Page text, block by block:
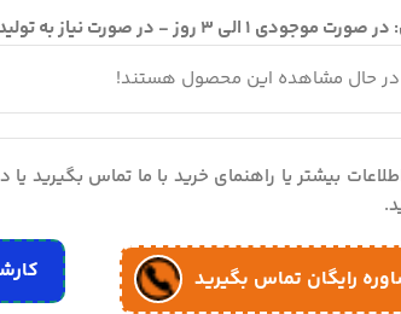
- در صورت نیاز به تولید 25 روز کاری ارسال می گردد
در حال مشاهده این محصول هستند!
بیشتر یا راهنمای خرید با ما تماس بگیرید
رایگان تماس بگیرید